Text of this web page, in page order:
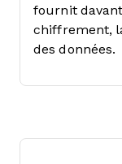
fournit
chiffrement,
des données.